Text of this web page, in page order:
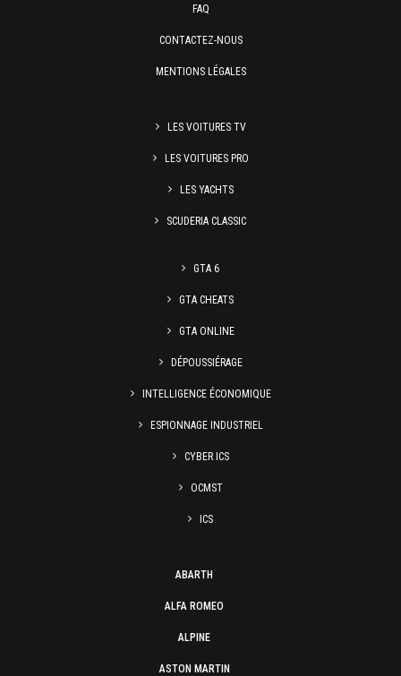
FAQ
CONTACTEZ-NOUS
MENTIONS LÉGALES
LES VOITURES TV
LES VOITURES PRO
LES YACHTS
SCUDERIA CLASSIC
GTA 6
GTA CHEATS
GTA ONLINE
DÉPOUSSIÉRAGE
INTELLIGENCE ÉCONOMIQUE
ESPIONNAGE INDUSTRIEL
CYBER ICS
OCMST
ICS
ABARTH
ALFA ROMEO
ALPINE
ASTON MARTIN